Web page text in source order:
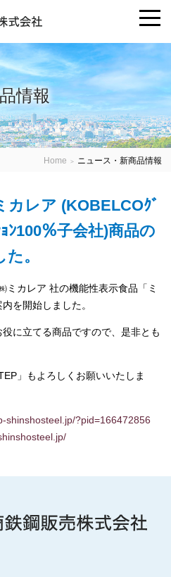
式
情報
Home ＞ ニュース・新商品情報
カレア (KOBELCOｸﾞ
ﾝ100％子会社)商品の
。
ミカレア 社の機能性表示食品「ミ
を開始しました。
に立てる商品ですので、是非とも
」もよろしくお願いいたしま
shinshosteel.jp/?pid=166472856